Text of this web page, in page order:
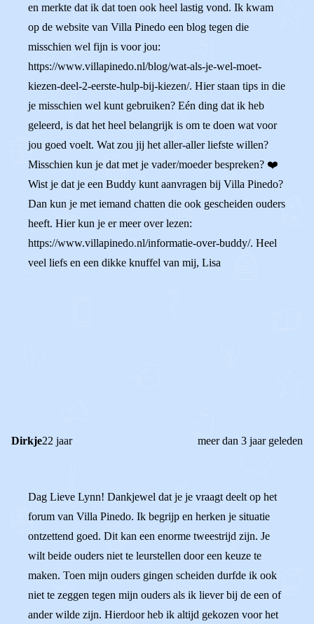
en merkte dat ik dat toen ook heel lastig vond. Ik kwam
op de website van Villa Pinedo een blog tegen die
misschien wel fijn is voor jou:
https://www.villapinedo.nl/blog/wat-als-je-wel-moet-
kiezen-deel-2-eerste-hulp-bij-kiezen/. Hier staan tips in die
je misschien wel kunt gebruiken? Eén ding dat ik heb
geleerd, is dat het heel belangrijk is om te doen wat voor
jou goed voelt. Wat zou jij het aller-aller liefste willen?
Misschien kun je dat met je vader/moeder bespreken? ❤️
Wist je dat je een Buddy kunt aanvragen bij Villa Pinedo?
Dan kun je met iemand chatten die ook gescheiden ouders
heeft. Hier kun je er meer over lezen:
https://www.villapinedo.nl/informatie-over-buddy/. Heel
veel liefs en een dikke knuffel van mij, Lisa
Dirkje22 jaar meer dan 3 jaar geleden
Dag Lieve Lynn! Dankjewel dat je je vraagt deelt op het
forum van Villa Pinedo. Ik begrijp en herken je situatie
ontzettend goed. Dit kan een enorme tweestrijd zijn. Je
wilt beide ouders niet te leurstellen door een keuze te
maken. Toen mijn ouders gingen scheiden durfde ik ook
niet te zeggen tegen mijn ouders als ik liever bij de een of
ander wilde zijn. Hierdoor heb ik altijd gekozen voor het